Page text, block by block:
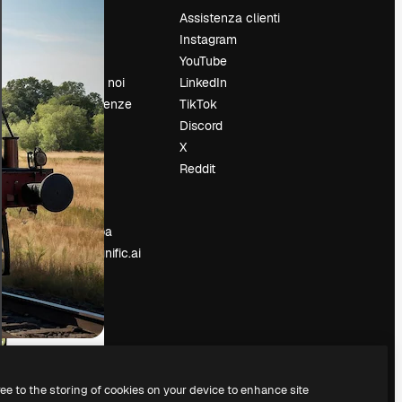
Lavora con noi
Cerca tendenze
Blog
Eventi
Slidesgo
Vendi i tuoi
contenuti
Sala stampa
Cerchi magnific.ai
Assistenza clienti
Instagram
YouTube
LinkedIn
TikTok
Discord
X
Reddit
to the storing of cookies on your device to enhance site